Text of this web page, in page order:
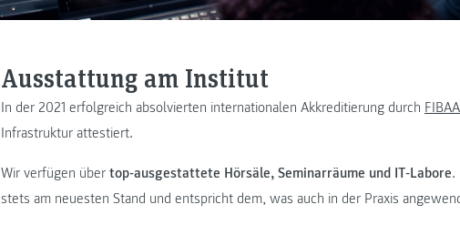
Ausstattung am Institut
In der 2021 erfolgreich absolvierten internationalen Akkreditierung durch FIBAA
Infrastruktur attestiert.
Wir verfügen über top-ausgestattete Hörsäle, Seminarräume und IT-Labore.
stets am neuesten Stand und entspricht dem, was auch in der Praxis